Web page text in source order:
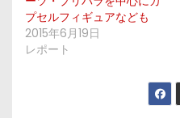
プセルフィギュアなども
2015年6月19日
レポート